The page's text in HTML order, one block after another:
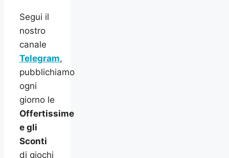
Segui il
nostro
canale
Telegram,
pubblichiamo
ogni
giorno le
Offertissime
e gli
Sconti
di giochi